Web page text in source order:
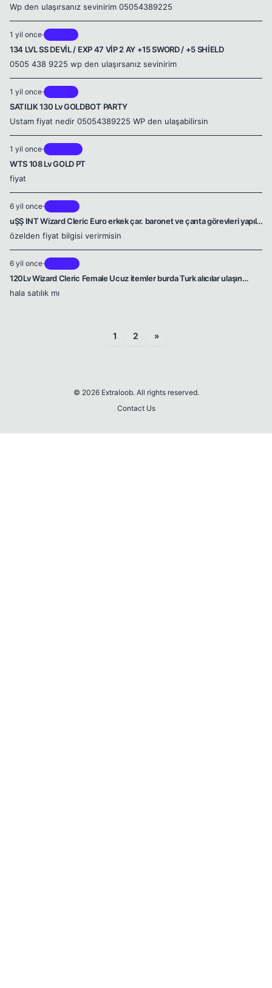
Wp den ulaşırsanız sevinirim 05054389225
1 yil once·
134 LVL SS DEVİL / EXP 47 VİP 2 AY +15 SWORD / +5 SHİELD
0505 438 9225 wp den ulaşırsanız sevinirim
1 yil once·
SATILIK 130 Lv GOLDBOT PARTY
Ustam fiyat nedir 05054389225 WP den ulaşabilirsin
1 yil once·
WTS 108 Lv GOLD PT
fiyat
6 yil once·
uŞŞ INT Wizard Cleric Euro erkek çar. baronet ve çanta görevleri yapılı.
özelden fiyat bilgisi verirmisin
6 yil once·
120Lv Wizard Cleric Female Ucuz itemler burda Turk alıcılar ulaşın
ucuzken al.
hala satılık mı
1 2 »
© 2026 Extraloob. All rights reserved.
Contact Us